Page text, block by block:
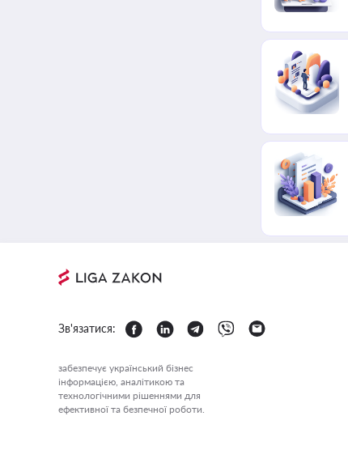
Зв'язатися:
забезпечує український бізнес
інформацією, аналітикою та
технологічними рішеннями для
ефективної та безпечної роботи.